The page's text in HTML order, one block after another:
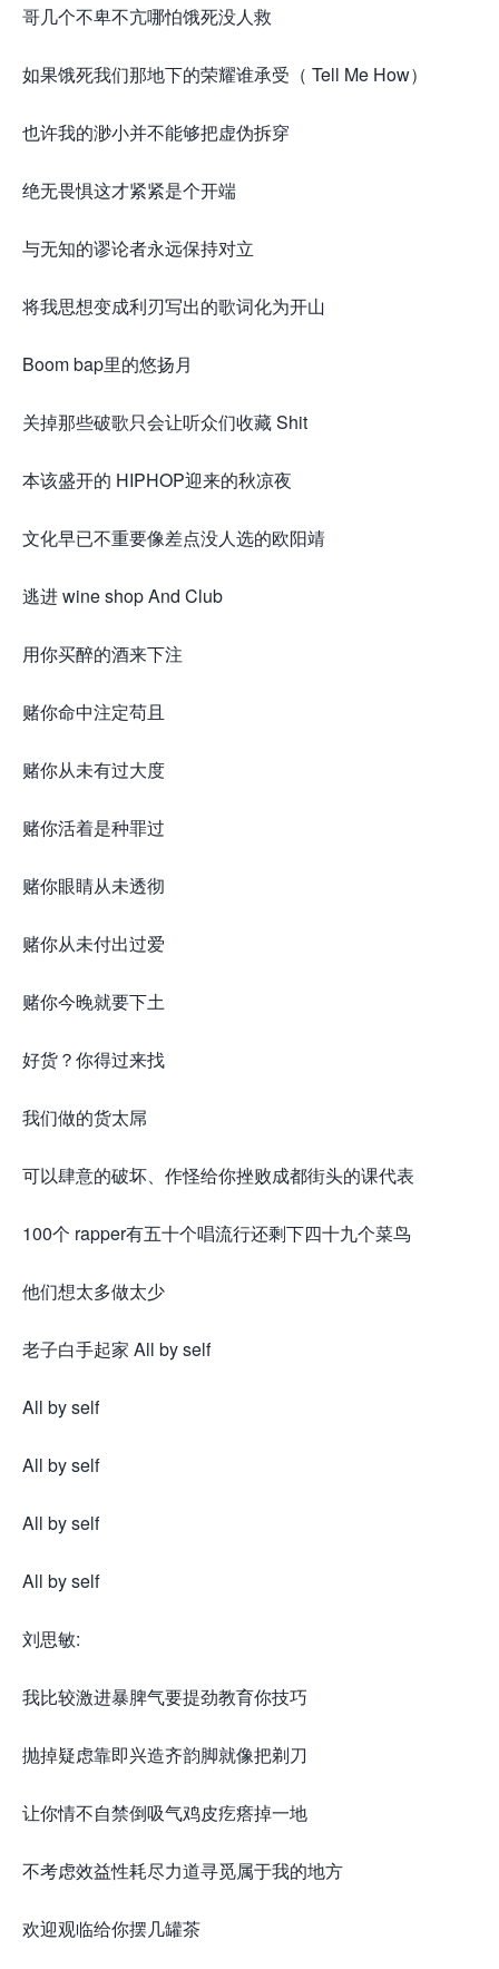
哥几个不卑不亢哪怕饿死没人救
如果饿死我们那地下的荣耀谁承受（ Tell Me How）
也许我的渺小并不能够把虚伪拆穿
绝无畏惧这才紧紧是个开端
与无知的谬论者永远保持对立
将我思想变成利刃写出的歌词化为开山
Boom bap里的悠扬月
关掉那些破歌只会让听众们收藏 Shit
本该盛开的 HIPHOP迎来的秋凉夜
文化早已不重要像差点没人选的欧阳靖
逃进 wine shop And Club
用你买醉的酒来下注
赌你命中注定苟且
赌你从未有过大度
赌你活着是种罪过
赌你眼睛从未透彻
赌你从未付出过爱
赌你今晚就要下土
好货？你得过来找
我们做的货太屌
可以肆意的破坏、作怪给你挫败成都街头的课代表
100个 rapper有五十个唱流行还剩下四十九个菜鸟
他们想太多做太少
老子白手起家 All by self
All by self
All by self
All by self
All by self
刘思敏:
我比较激进暴脾气要提劲教育你技巧
抛掉疑虑靠即兴造齐韵脚就像把剃刀
让你情不自禁倒吸气鸡皮疙瘩掉一地
不考虑效益性耗尽力道寻觅属于我的地方
欢迎观临给你摆几罐茶